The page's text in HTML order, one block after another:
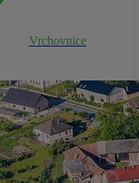
Vrchovnice